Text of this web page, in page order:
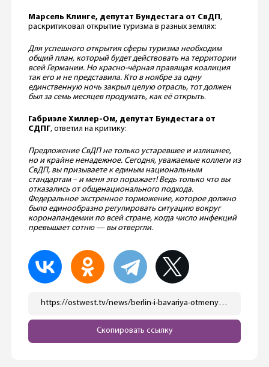
Марсель Клинге, депутат Бундестага от СвДП ,
раскритиковал открытие туризма в разных землях:
Для успешного открытия сферы туризма необходим
общий план, который будет действовать на территории
всей Германии. Но красно-чёрная правящая коалиция
так его и не представила. Кто в ноябре за одну
единственную ночь закрыл целую отрасль, тот должен
был за семь месяцев продумать, как её открыть.
Габриэле Хиллер-Ом, депутат Бундестага от
СДПГ, ответил на критику:
Предложение СвДП не только устаревшее и излишнее,
но и крайне ненадежное. Сегодня, уважаемые коллеги из
СвДП, вы призываете к единым национальным
стандартам – и меня это поражает! Ведь только что вы
отказались от общенационального подхода.
Федеральное экстренное торможение, которое должно
было единообразно регулировать ситуацию вокруг
коронапандемии по всей стране, когда число инфекций
превышает сотню — вы отвергли.
https://ostwest.tv/news/berlin-i-bavariya-otmenyajut-ryad-ogranichenij/
Скопировать ссылку